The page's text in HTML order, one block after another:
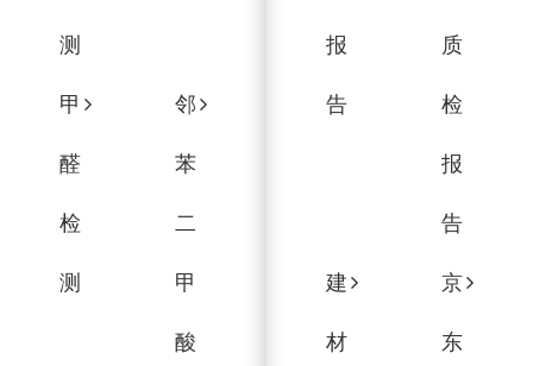
测
甲
醛
检
测
邻
苯
二
甲
酸
报
告
质
检
报
告
建
材
京
东